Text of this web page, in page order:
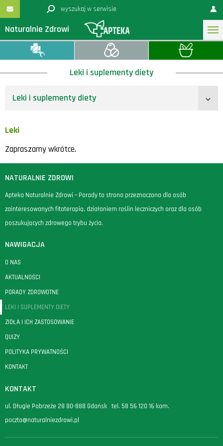
Naturalnie Zdrowi
Leki i suplementy diety
Leki i suplementy diety
Leki
Zapraszamy wkrótce.
NATURALNIE ZDROWI
Apteka Naturalnie Zdrowi – Porady to strona przeznaczona dla osób
zainteresowanych fitoterapią, działaniem roślin leczniczych oraz dla osób
poszukujących zdrowego trybu życia.
NAWIGACJA
O NAS
AKTUALNOŚCI
PORADY ZDROWOTNE
LEKI I SUPLEMENTY DIETY
ZIOŁA I ICH ZASTOSOWANIE
QUIZY
POLITYKA PRYWATNOŚCI
KONTAKT
KONTAKT
ul. Długie Pobrzeże 28 80-888 Gdańsk tel. 58 56 120 16 kom.
poczta@naturalniezdrowi.pl